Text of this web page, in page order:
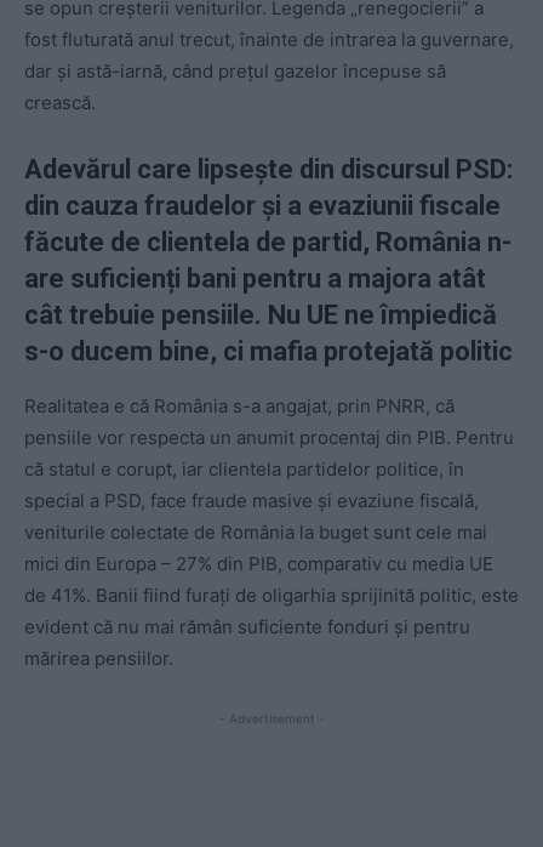
se opun creșterii veniturilor. Legenda „renegocierii” a
fost fluturată anul trecut, înainte de intrarea la guvernare,
dar și astă-iarnă, când prețul gazelor începuse să
crească.
Adevărul care lipsește din discursul PSD:
din cauza fraudelor și a evaziunii fiscale
făcute de clientela de partid, România n-
are suficienți bani pentru a majora atât
cât trebuie pensiile. Nu UE ne împiedică
s-o ducem bine, ci mafia protejată politic
Realitatea e că România s-a angajat, prin PNRR, că
pensiile vor respecta un anumit procentaj din PIB. Pentru
că statul e corupt, iar clientela partidelor politice, în
special a PSD, face fraude masive și evaziune fiscală,
veniturile colectate de România la buget sunt cele mai
mici din Europa – 27% din PIB, comparativ cu media UE
de 41%. Banii fiind furați de oligarhia sprijinită politic, este
evident că nu mai rămân suficiente fonduri și pentru
mărirea pensiilor.
- Advertisement -